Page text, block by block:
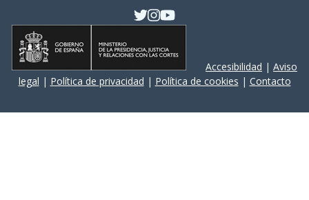
Accesibilidad | Aviso
legal | Política de privacidad | Política de cookies | Contacto